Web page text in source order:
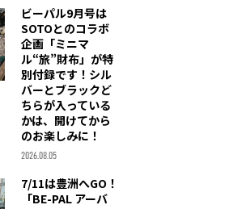
ビーパル9月号は
SOTOとのコラボ
企画「ミニマ
ル“旅”財布」が特
別付録です！シル
バーとブラックど
ちらが入っている
かは、開けてから
のお楽しみに！
2026.08.05
7/11は豊洲へGO！
「BE-PAL アーバ